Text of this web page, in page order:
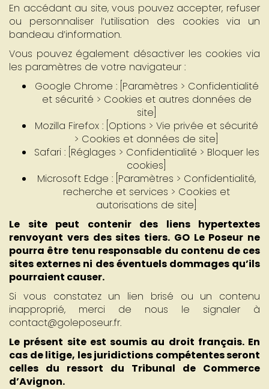
En accédant au site, vous pouvez accepter, refuser
ou personnaliser l’utilisation des cookies via un
bandeau d’information.
Vous pouvez également désactiver les cookies via
les paramètres de votre navigateur :
Google Chrome : [Paramètres > Confidentialité
et sécurité > Cookies et autres données de
site]
Mozilla Firefox : [Options > Vie privée et sécurité
> Cookies et données de site]
Safari : [Réglages > Confidentialité > Bloquer les
cookies]
Microsoft Edge : [Paramètres > Confidentialité,
recherche et services > Cookies et
autorisations de site]
Le site peut contenir des liens hypertextes
renvoyant vers des sites tiers. GO Le Poseur ne
pourra être tenu responsable du contenu de ces
sites externes ni des éventuels dommages qu’ils
pourraient causer.
Si vous constatez un lien brisé ou un contenu
inapproprié, merci de nous le signaler à
contact@goleposeur.fr.
Le présent site est soumis au droit français. En
cas de litige, les juridictions compétentes seront
celles du ressort du Tribunal de Commerce
d’Avignon.